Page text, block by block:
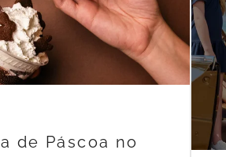
de Páscoa no